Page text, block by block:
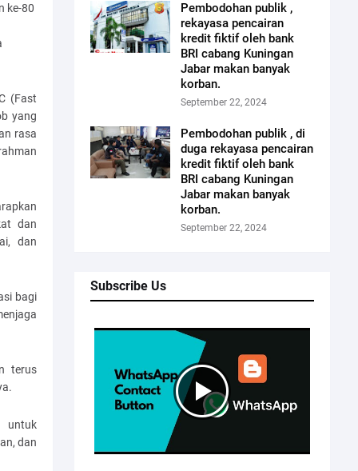
ke-80
(Fast
yang
rasa
dan
dan
bagi
terus
untuk
dan
Pembodohan publik ,
rekayasa pencairan
kredit fiktif oleh bank
BRI cabang Kuningan
Jabar makan banyak
korban.
September 22, 2024
Pembodohan publik , di
duga rekayasa pencairan
kredit fiktif oleh bank
BRI cabang Kuningan
Jabar makan banyak
korban.
September 22, 2024
Subscribe Us